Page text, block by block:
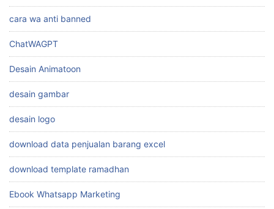
cara wa anti banned
ChatWAGPT
Desain Animatoon
desain gambar
desain logo
download data penjualan barang excel
download template ramadhan
Ebook Whatsapp Marketing